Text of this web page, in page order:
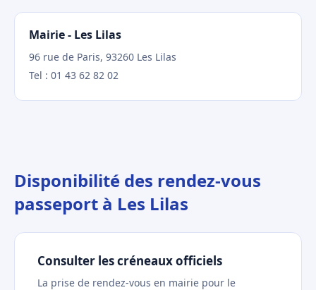
Mairie - Les Lilas
96 rue de Paris, 93260 Les Lilas
Tel : 01 43 62 82 02
Disponibilité des rendez-vous
passeport à Les Lilas
Consulter les créneaux officiels
La prise de rendez-vous en mairie pour le